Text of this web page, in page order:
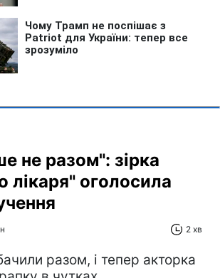
не разом": зірка
лікаря" оголосила
2 хв
разом, і тепер акторка